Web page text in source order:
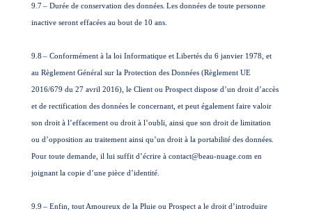
9.7– Durée de conservation des données. Les données de toute personne
inactive seront effacées au bout de 10 ans.
9.8 – Conformément à la loi Informatique et Libertés du 6 janvier 1978, et
au Règlement Général sur la Protection des Données (Règlement UE
2016/679 du 27 avril 2016), le Client ou Prospect dispose d’un droit d’accès
et de rectification des données le concernant, et peut également faire valoir
son droit à l’effacement ou droit à l’oubli, ainsi que son droit de limitation
ou d’opposition au traitement ainsi qu’un droit à la portabilité des données.
Pour toute demande, il lui suffit d’écrire à contact@beau-nuage.com en
joignant la copie d’une pièce d’identité.
9.9 – Enfin, tout Amoureux de la Pluie ou Prospect a le droit d’introduire